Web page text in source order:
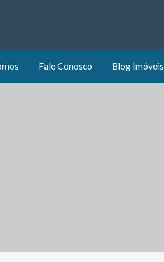
Fale Conosco Blog Imóveis